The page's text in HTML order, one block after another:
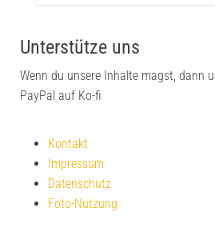
Unterstütze uns
Wenn du unsere Inhalte magst, dann
PayPal auf Ko-fi
Kontakt
Impressum
Datenschutz
Foto-Nutzung